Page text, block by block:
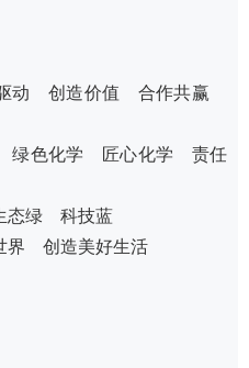
驱动 创造价值 合作共赢
绿色化学 匠心化学 责任
态绿 科技蓝
界 创造美好生活